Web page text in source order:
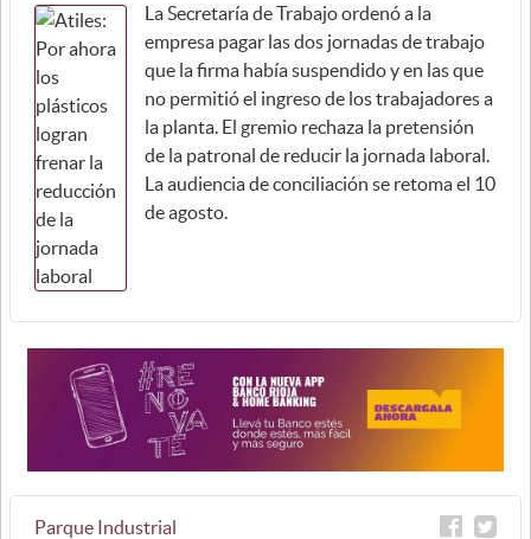
La Secretaría de Trabajo ordenó a la
empresa pagar las dos jornadas de trabajo
que la firma había suspendido y en las que
no permitió el ingreso de los trabajadores a
la planta. El gremio rechaza la pretensión
de la patronal de reducir la jornada laboral.
La audiencia de conciliación se retoma el 10
de agosto.
Parque Industrial